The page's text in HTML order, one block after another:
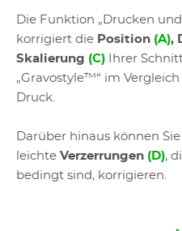
Die Funktion „Drucken
korrigiert die Position (A),
Skalierung (C)
Ihrer
„Gravostyle™“ im
Druck.
Darüber hinaus können
leichte Verzerrungen (D),
bedingt sind, korrigieren.